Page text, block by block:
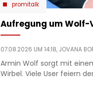
promitalk
Aufregung um Wolf-
07.08.2026 UM 14:18, JOVANA
Armin Wolf sorgt mit
Wirbel. Viele User feiern